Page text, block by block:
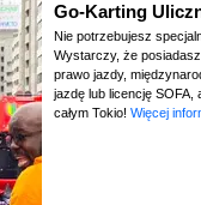
Go-Karting
Nie potrzebujesz
Wystarczy, że
prawo jazdy,
jazdę lub licencję SOFA,
całym Tokio! Więcej